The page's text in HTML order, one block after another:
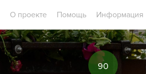
О проекте Помощь Информация
90